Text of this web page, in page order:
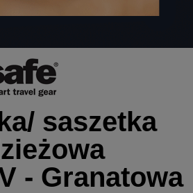
saszetka
- Granatowa